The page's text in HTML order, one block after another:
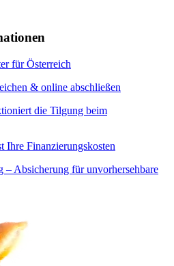
für Österreich
& online abschließen
die Tilgung beim
Ihre Finanzierungskosten
– Absicherung für unvorhersehbare